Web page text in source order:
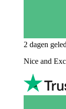
2 dagen
Nice and